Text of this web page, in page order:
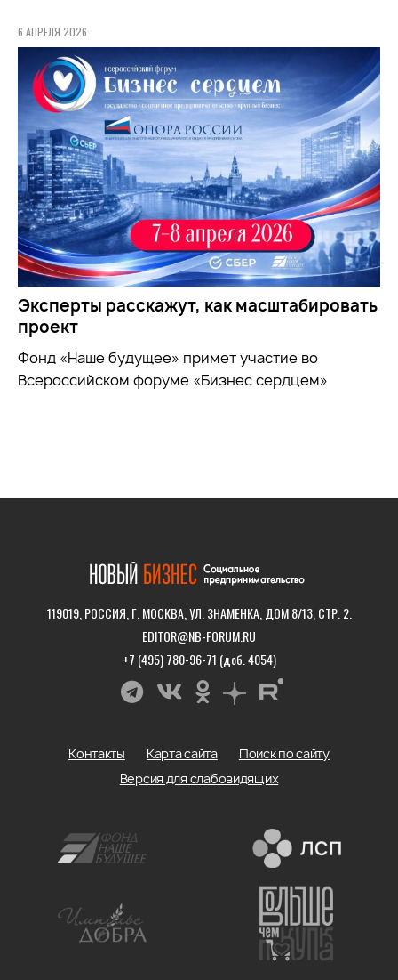
6 АПРЕЛЯ 2026
Эксперты расскажут, как масштабировать
проект
Фонд «Наше будущее» примет участие во
Всероссийском форуме «Бизнес сердцем»
119019, РОССИЯ, Г. МОСКВА, УЛ. ЗНАМЕНКА, ДОМ 8/13, СТР. 2.
EDITOR@NB-FORUM.RU
+7 (495) 780-96-71 (доб. 4054)
Контакты Карта сайта
Поиск по сайту
Версия для слабовидящих